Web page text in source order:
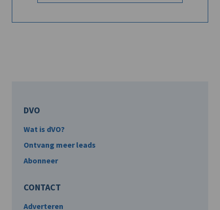
DVO
Wat is dVO?
Ontvang meer leads
Abonneer
CONTACT
Adverteren